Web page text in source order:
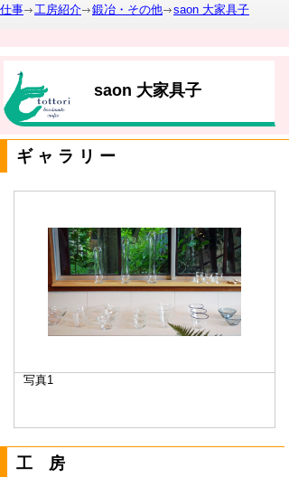
仕事
工房紹介 鍛冶・その他 saon 大家具子
saon 大家具子
ギャラリー
写真1
工房